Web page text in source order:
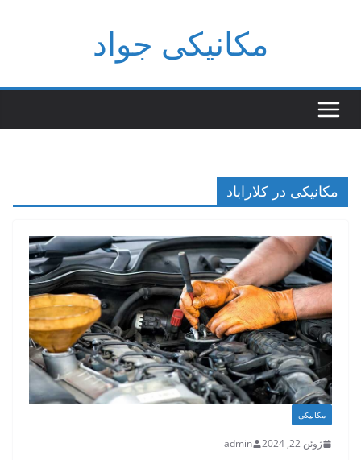
مکانیکی جواد
مکانیکی در کلاراباد
مکانیکی
ژوئن 22, 2024 admin